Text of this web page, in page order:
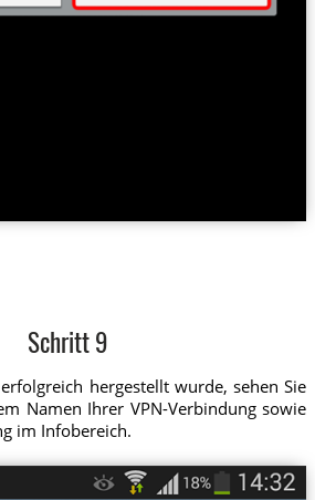
Schritt 9
hergestellt wurde, sehen Sie
Namen Ihrer VPN-Verbindung sowie
im Infobereich.